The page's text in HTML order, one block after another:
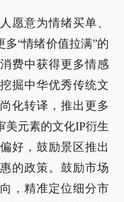
愿意为情绪买单、
“情绪价值拉满”的
费中获得更多情感
掘中华优秀传统文
化转译，推出更多
美元素的文化IP衍生
好，鼓励景区推出
的政策。鼓励市场
，精准定位细分市